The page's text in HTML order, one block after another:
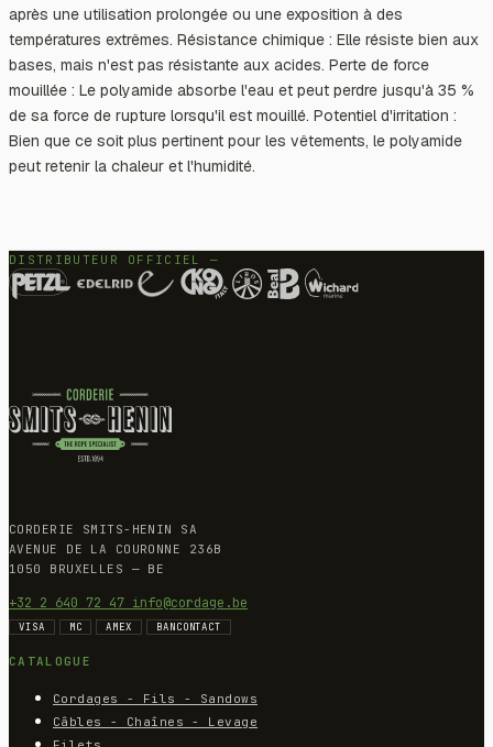
après une utilisation prolongée ou une exposition à des
températures extrêmes. Résistance chimique : Elle résiste bien aux
bases, mais n'est pas résistante aux acides. Perte de force
mouillée : Le polyamide absorbe l'eau et peut perdre jusqu'à 35 %
de sa force de rupture lorsqu'il est mouillé. Potentiel d'irritation :
Bien que ce soit plus pertinent pour les vêtements, le polyamide
peut retenir la chaleur et l'humidité.
DISTRIBUTEUR OFFICIEL —
CORDERIE SMITS-HENIN SA
AVENUE DE LA COURONNE 236B
1050 BRUXELLES — BE
+32 2 640 72 47 info@cordage.be
VISA MC AMEX BANCONTACT
CATALOGUE
Cordages - Fils - Sandows
Câbles - Chaînes - Levage